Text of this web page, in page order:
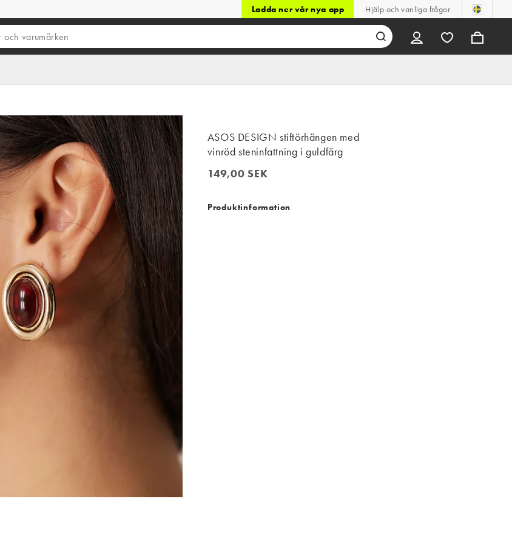
Ladda ner vår nya app Hjälp och vanliga frågor
ASOS DESIGN stiftörhängen med
vinröd steninfattning i guldfärg
149,00 SEK
149,00 SEK
Produktinformation